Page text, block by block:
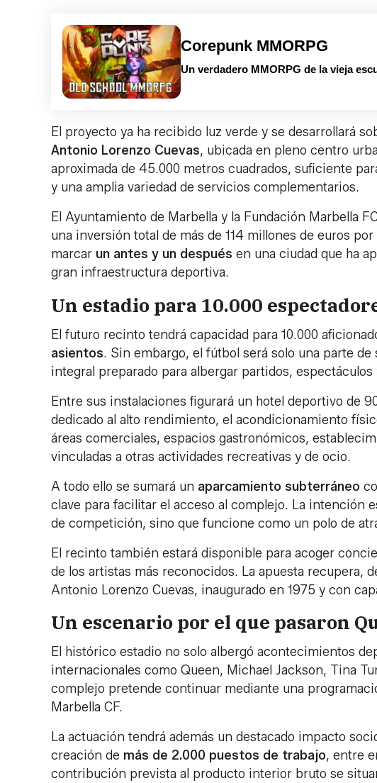
Corepunk MMORPG
Un verdadero MMORPG de la vieja
El proyecto ya ha recibido luz verde y se desarrollará
Antonio Lorenzo Cuevas, ubicada en pleno centro
aproximada de 45.000 metros cuadrados, suficiente
y una amplia variedad de servicios complementarios.
El Ayuntamiento de Marbella y la Fundación Marbella
una inversión total de más de 114 millones de euros
marcar un antes y un después en una ciudad que ha
gran infraestructura deportiva.
Un estadio para 10.000
El futuro recinto tendrá capacidad para 10.000
asientos. Sin embargo, el fútbol será solo una parte
integral preparado para albergar partidos,
Entre sus instalaciones figurará un hotel deportivo de
dedicado al alto rendimiento, el acondicionamiento
áreas comerciales, espacios gastronómicos,
vinculadas a otras actividades recreativas y de ocio.
A todo ello se sumará un aparcamiento subterráneo
clave para facilitar el acceso al complejo. La intención
de competición, sino que funcione como un polo de
El recinto también estará disponible para acoger
de los artistas más reconocidos. La apuesta recupera,
Antonio Lorenzo Cuevas, inaugurado en 1975 y con
Un escenario por el que pasaron
El histórico estadio no solo albergó acontecimientos
internacionales como Queen, Michael Jackson, Tina
complejo pretende continuar mediante una
Marbella CF.
La actuación tendrá además un destacado impacto
creación de más de 2.000 puestos de trabajo, entre
contribución prevista al producto interior bruto se